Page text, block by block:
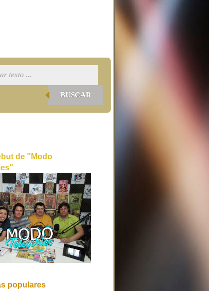
BUSCAR
de "Modo
populares